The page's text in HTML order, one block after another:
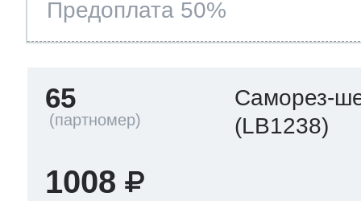
Предоплата 50%
65
Саморез-
(LB1238)
1008